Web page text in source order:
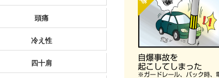
頭痛
冷え性
四十肩